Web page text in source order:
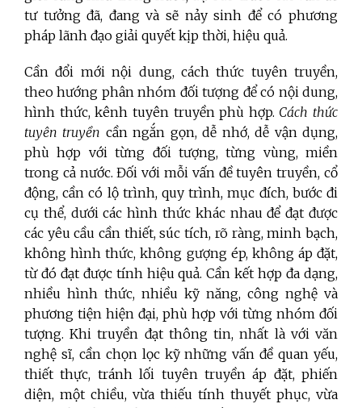
tư tưởng đã, đang và sẽ nảy sinh để có phương
pháp lãnh đạo giải quyết kịp thời, hiệu quả.
Cần đổi mới nội dung, cách thức tuyên truyền,
theo hướng phân nhóm đối tượng để có nội dung,
hình thức, kênh tuyên truyền phù hợp. Cách thức
tuyên truyền cần ngắn gọn, dễ nhớ, dễ vận dụng,
phù hợp với từng đối tượng, từng vùng, miền
trong cả nước. Đối với mỗi vấn đề tuyên truyền, cổ
động, cần có lộ trình, quy trình, mục đích, bước đi
cụ thể, dưới các hình thức khác nhau để đạt được
các yêu cầu cần thiết, súc tích, rõ ràng, minh bạch,
không hình thức, không gượng ép, không áp đặt,
từ đó đạt được tính hiệu quả. Cần kết hợp đa dạng,
nhiều hình thức, nhiều kỹ năng, công nghệ và
phương tiện hiện đại, phù hợp với từng nhóm đối
tượng. Khi truyền đạt thông tin, nhất là với văn
nghệ sĩ, cần chọn lọc kỹ những vấn đề quan yếu,
thiết thực, tránh lối tuyên truyền áp đặt, phiến
diện, một chiều, vừa thiếu tính thuyết phục, vừa